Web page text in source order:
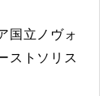
国立ノヴォ
ストソリス